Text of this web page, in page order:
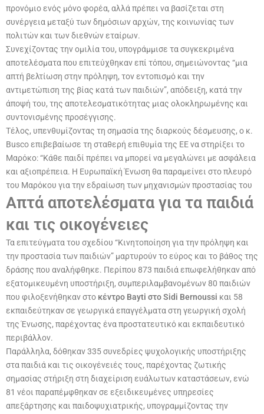
προνόμιο ενός μόνο φορέα, αλλά πρέπει να βασίζεται στη
συνέργεια μεταξύ των δημόσιων αρχών, της κοινωνίας των
πολιτών και των διεθνών εταίρων.
Συνεχίζοντας την ομιλία του, υπογράμμισε τα συγκεκριμένα
αποτελέσματα που επιτεύχθηκαν επί τόπου, σημειώνοντας “μια
απτή βελτίωση στην πρόληψη, τον εντοπισμό και την
αντιμετώπιση της βίας κατά των παιδιών”, απόδειξη, κατά την
άποψή του, της αποτελεσματικότητας μιας ολοκληρωμένης και
συντονισμένης προσέγγισης.
Τέλος, υπενθυμίζοντας τη σημασία της διαρκούς δέσμευσης, ο κ.
Busco επιβεβαίωσε τη σταθερή επιθυμία της ΕΕ να στηρίξει το
Μαρόκο: “Κάθε παιδί πρέπει να μπορεί να μεγαλώνει με ασφάλεια
και αξιοπρέπεια. Η Ευρωπαϊκή Ένωση θα παραμείνει στο πλευρό
του Μαρόκου για την εδραίωση των μηχανισμών προστασίας του
Απτά αποτελέσματα για τα παιδιά
και τις οικογένειες
Τα επιτεύγματα του σχεδίου “Κινητοποίηση για την πρόληψη και
την προστασία των παιδιών” μαρτυρούν το εύρος και το βάθος της
δράσης που αναλήφθηκε. Περίπου 873 παιδιά επωφελήθηκαν από
εξατομικευμένη υποστήριξη, συμπεριλαμβανομένων 80 παιδιών
που φιλοξενήθηκαν στο κέντρο Bayti στο Sidi Bernoussi και 58
εκπαιδεύτηκαν σε γεωργικά επαγγέλματα στη γεωργική σχολή
της Ένωσης, παρέχοντας ένα προστατευτικό και εκπαιδευτικό
περιβάλλον.
Παράλληλα, δόθηκαν 335 συνεδρίες ψυχολογικής υποστήριξης
στα παιδιά και τις οικογένειές τους, παρέχοντας ζωτικής
σημασίας στήριξη στη διαχείριση ευάλωτων καταστάσεων, ενώ
81 νέοι παραπέμφθηκαν σε εξειδικευμένες υπηρεσίες
απεξάρτησης και παιδοψυχιατρικής, υπογραμμίζοντας την